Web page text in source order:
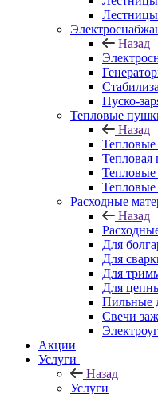
Назад
Пуско-
Тепловые
Назад
Тепловая
Тепловые
Расходные
Назад
Для
Для
Для
Для
Пильные
Свечи
Акции
Услуги
Назад
Услуги